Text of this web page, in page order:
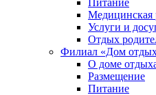
Питание
Медицинская
Услуги и
Отдых
Филиал «Дом
О доме
Размещение
Питание